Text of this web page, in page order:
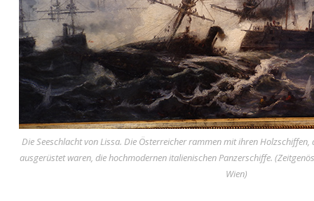
Die Seeschlacht von Lissa. Die Österreicher rammen mit ihren
ausgerüstet waren, die hochmodernen italienischen Panzerschiffe.
Wien)